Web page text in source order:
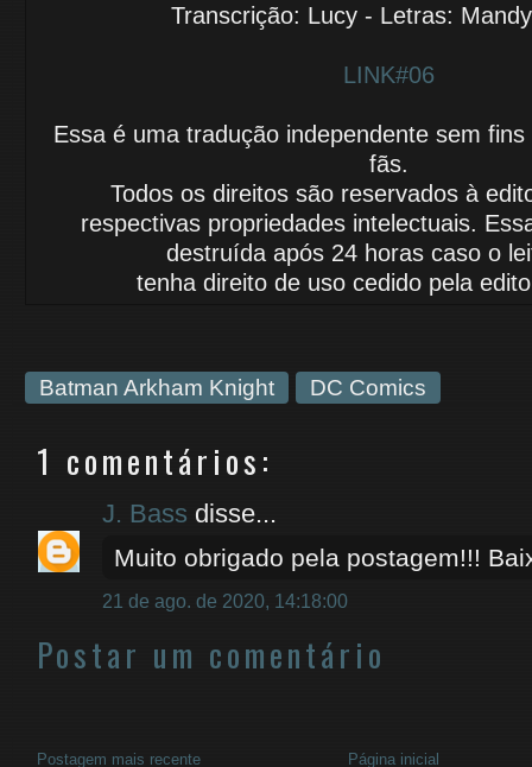
Transcrição: Lucy - Letras:
LINK#06
Essa é uma tradução independente sem
fãs.
Todos os direitos são reservados à
respectivas propriedades intelectuais.
destruída após 24 horas caso o
tenha direito de uso cedido pela
Batman Arkham Knight DC Comics
1 comentários:
J. Bass disse...
Muito obrigado pela postagem!!!
21 de ago. de 2020, 14:18:00
Postar um comentário
Postagem mais recente Página inicial